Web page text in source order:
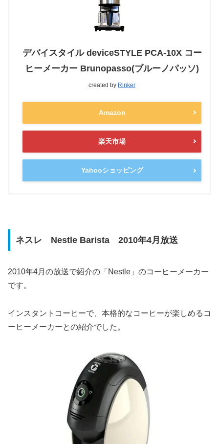
デバイスタイル deviceSTYLE PCA-10X コー
ヒーメーカー Brunopasso(ブルーノパッソ)
created by Rinker
Amazon
楽天市場
Yahooショッピング
ネスレ Nestle Barista 2010年4月放送
2010年4月の放送で紹介の「Nestle」のコーヒーメーカー
です。
インスタントコーヒーで、本格的なコーヒーが楽しめるコ
ーヒーメーカーとの紹介でした。